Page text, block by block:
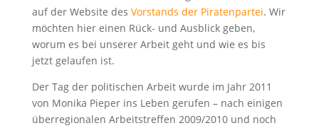
auf der Website des Vorstands der Piratenpartei. Wir
möchten hier einen Rück- und Ausblick geben,
worum es bei unserer Arbeit geht und wie es bis
jetzt gelaufen ist.
Der Tag der politischen Arbeit wurde im Jahr 2011
von Monika Pieper ins Leben gerufen – nach einigen
überregionalen Arbeitstreffen 2009/2010 und noch